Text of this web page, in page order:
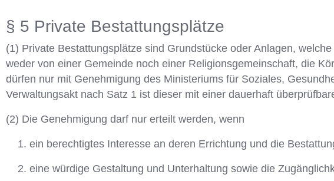
§ 5 Private Bestattungsplätze
(1) Private Bestattungsplätze sind Grundstücke oder Anlagen,
weder von einer Gemeinde noch einer Religionsgemeinschaft, die
dürfen nur mit Genehmigung des Ministeriums für Soziales,
Verwaltungsakt nach Satz 1 ist dieser mit einer dauerhaft
(2) Die Genehmigung darf nur erteilt werden, wenn
ein berechtigtes Interesse an deren Errichtung und die
eine würdige Gestaltung und Unterhaltung sowie die